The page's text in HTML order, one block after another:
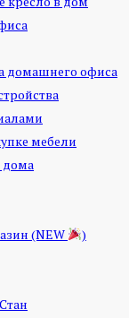
домашнего офиса
мебели
дома
(NEW
)